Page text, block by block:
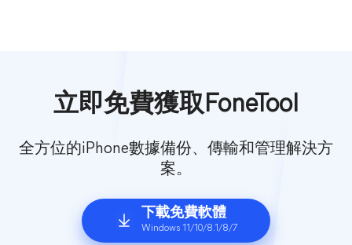
立即免費獲取FoneTool
全方位的iPhone數據備份、傳輸和管理解決方
案。
下載免費軟體
Windows 11/10/8.1/8/7